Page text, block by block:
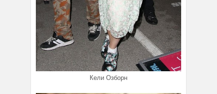
Кели Озборн